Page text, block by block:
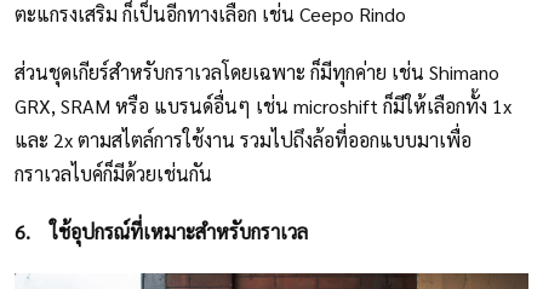
ตะแกรงเสริม ก็เป็นอีกทางเลือก เช่น Ceepo Rindo
ส่วนชุดเกียร์สำหรับกราเวลโดยเฉพาะ ก็มีทุกค่าย เช่น Shimano
GRX, SRAM หรือ แบรนด์อื่นๆ เช่น microshift ก็มีให้เลือกทั้ง 1x
และ 2x ตามสไตล์การใช้งาน รวมไปถึงล้อที่ออกแบบมาเพื่อ
กราเวลไบค์ก็มีด้วยเช่นกัน
6. ใช้อุปกรณ์ที่เหมาะสำหรับกราเวล